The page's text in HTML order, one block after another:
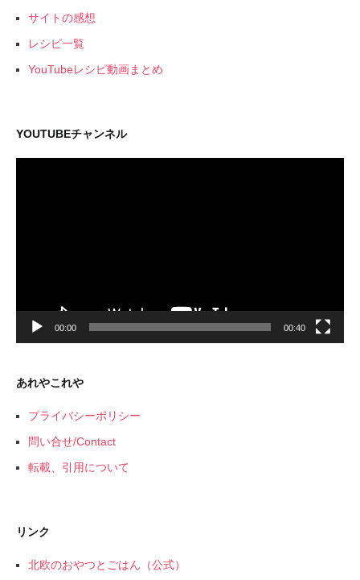
サイトの感想
レシピ一覧
YouTubeレシピ動画まとめ
YOUTUBEチャンネル
00:00 00:40
あれやこれや
プライバシーポリシー
問い合せ/Contact
転載、引用について
リンク
北欧のおやつとごはん（公式）